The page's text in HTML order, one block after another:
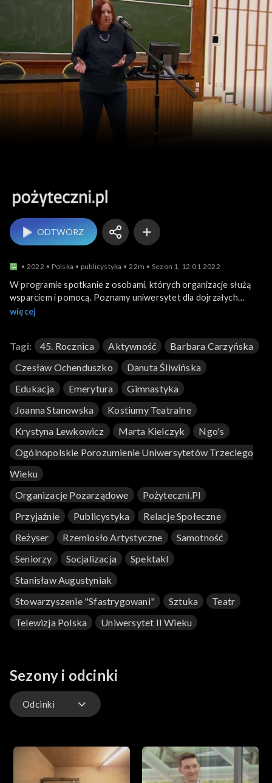
Pożyteczni.pl
ODTWÓRZ
2022 Polska publicystyka 22m Sezon 1, 12.01.2022
W programie spotkanie z osobami, których organizacje służą
wsparciem i pomocą. Poznamy uniwersytet dla dojrzałych
studentów. Przekonamy się, że nigdy na nic nie jest za późno.
oznaczać nowy twórczy rozdział jak u słuchaczy Uniwersytetu
Trzeciego Wieku, których w Polsce działa blisko 700. Do
aktywności seniorów zachęca również prowadzące teatr
Stowarzyszenie Sfastrygowani.
więcej
Tagi: 45. Rocznica Aktywność
Barbara Carzyńska
Czesław Ochenduszko
Danuta Śliwińska
Edukacja
Emerytura
Gimnastyka
Joanna Stanowska
Kostiumy Teatralne
Krystyna Lewkowicz
Marta Kielczyk
Ngo's
Ogólnopolskie Porozumienie Uniwersytetów Trzeciego
Wieku
Organizacje Pozarządowe
Pożyteczni.pl
Przyjaźnie
Publicystyka
Relacje Społeczne
Reżyser
Rzemiosło Artystyczne
Samotność
Seniorzy
Socjalizacja
Spektakl
Stanisław Augustyniak
Stowarzyszenie "Sfastrygowani"
Sztuka
Teatr
Telewizja Polska
Uniwersytet II Wieku
Sezony i odcinki
Odcinki